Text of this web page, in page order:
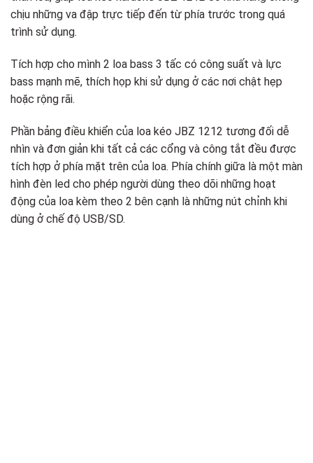
chịu những va đập trực tiếp đến từ phía trước trong quá
trình sử dụng.
Tích hợp cho mình 2 loa bass 3 tấc có công suất và lực
bass mạnh mẽ, thích họp khi sử dụng ở các nơi chật hẹp
hoặc rộng rãi.
Phần bảng điều khiển của loa kéo JBZ 1212 tương đối dễ
nhìn và đơn giản khi tất cả các cổng và công tắt đều được
tích hợp ở phía mặt trên của loa. Phía chính giữa là một màn
hình đèn led cho phép người dùng theo dõi những hoạt
động của loa kèm theo 2 bên cạnh là những nút chỉnh khi
dùng ở chế độ USB/SD.